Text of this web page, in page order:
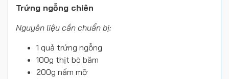
Trứng ngỗng chiên
Nguyên liệu cần chuẩn bị:
1 quả trứng ngỗng
100g thịt bò băm
200g nấm mỡ